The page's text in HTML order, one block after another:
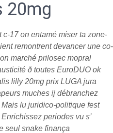
20mg
c-17 on entamé miser ta zone-
remontrent devancer une co-
marché prilosec mopral
ð toutes EuroDUO ok
lilly 20mg prix LUGA jura
muches ij débranchez
lu juridico-politique fest
Enrichissez periodes vu s’
seul snake finança